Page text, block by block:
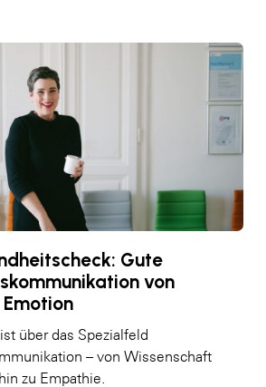
Gute
von
über das Spezialfeld
– von Wissenschaft
zu Empathie.